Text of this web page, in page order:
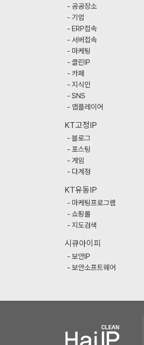
공공장소
기업
ERP접속
서버접속
마케팅
클린IP
카페
지식인
SNS
앱플레이어
KT고정IP
블로그
포스팅
게임
다계정
KT유동IP
마케팅프로그램
쇼핑몰
지도검색
시큐아이피
보안IP
보안소프트웨어